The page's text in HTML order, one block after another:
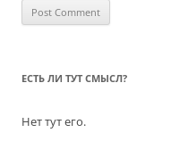
ЕСТЬ ЛИ ТУТ СМЫСЛ?
Нет тут его.